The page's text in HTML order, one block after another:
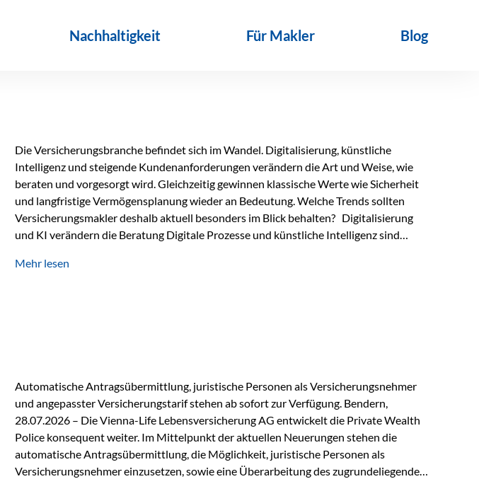
Nachhaltigkeit Für Makler Blog
Die Versicherungsbranche befindet sich im Wandel. Digitalisierung, künstliche
Intelligenz und steigende Kundenanforderungen verändern die Art und Weise, wie
beraten und vorgesorgt wird. Gleichzeitig gewinnen klassische Werte wie Sicherheit
und langfristige Vermögensplanung wieder an Bedeutung. Welche Trends sollten
Versicherungsmakler deshalb aktuell besonders im Blick behalten? Digitalisierung
und KI verändern die Beratung Digitale Prozesse und künstliche Intelligenz sind
beschleunigen Abläufe und schaffen mehr Zeit für das Wesentliche: die persönliche
Mehr lesen
Automatische Antragsübermittlung, juristische Personen als Versicherungsnehmer
und angepasster Versicherungstarif stehen ab sofort zur Verfügung. Bendern,
28.07.2026 – Die Vienna-Life Lebensversicherung AG entwickelt die Private Wealth
Police konsequent weiter. Im Mittelpunkt der aktuellen Neuerungen stehen die
automatische Antragsübermittlung, die Möglichkeit, juristische Personen als
Versicherungsnehmer einzusetzen, sowie eine Überarbeitung des zugrundeliegenden